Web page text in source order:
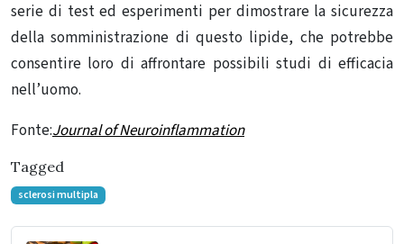
serie di test ed esperimenti per dimostrare la sicurezza
della somministrazione di questo lipide, che potrebbe
consentire loro di affrontare possibili studi di efficacia
nell’uomo.
Fonte:Journal of Neuroinflammation
Tagged
sclerosi multipla